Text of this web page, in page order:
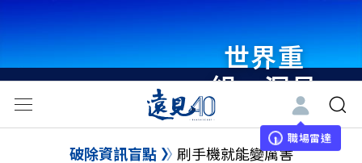
世界重
組・洞見
未來 與
世界領袖
職場雷達
破除資訊盲點 刷手機就能變厲害